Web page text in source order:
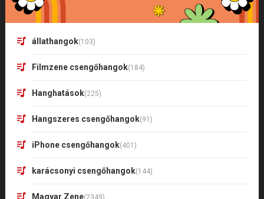
állathangok(103)
Filmzene csengőhangok(184)
Hanghatások(225)
Hangszeres csengőhangok(91)
iPhone csengőhangok(401)
karácsonyi csengőhangok(144)
Magyar Zene(2349)